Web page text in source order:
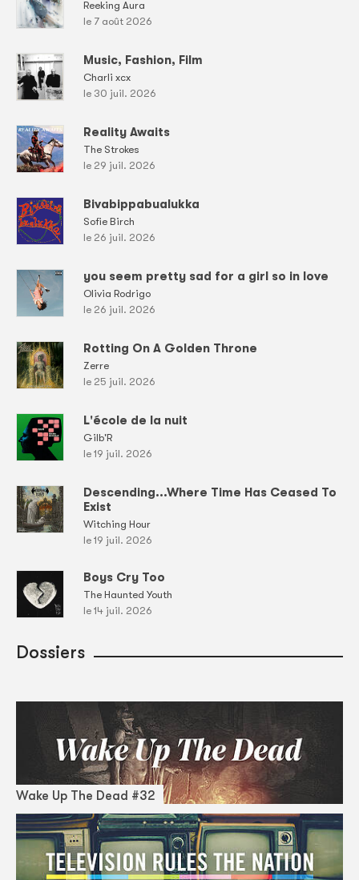
Reeking Aura
le 7 août 2026
Music, Fashion, Film
Charli xcx
le 30 juil. 2026
Reality Awaits
The Strokes
le 29 juil. 2026
Bivabippabualukka
Sofie Birch
le 26 juil. 2026
you seem pretty sad for a girl so in love
Olivia Rodrigo
le 26 juil. 2026
Rotting On A Golden Throne
Zerre
le 25 juil. 2026
L'école de la nuit
Gilb'R
le 19 juil. 2026
Descending...Where Time Has Ceased To
Exist
Witching Hour
le 19 juil. 2026
Boys Cry Too
The Haunted Youth
le 14 juil. 2026
Dossiers
Wake Up The Dead #32